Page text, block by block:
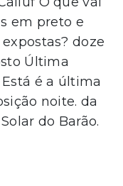
em preto e
doze
Última
é a última
noite. da
do Barão.